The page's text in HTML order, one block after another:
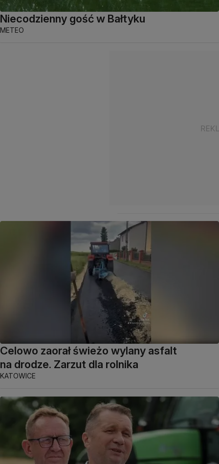
Niecodzienny gość w Bałtyku
METEO
Celowo zaorał świeżo wylany asfalt
na drodze. Zarzut dla rolnika
KATOWICE